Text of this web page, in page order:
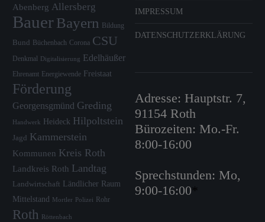
Abenberg Allersberg
Bauer Bayern Bildung
Bund Büchenbach Corona CSU
Denkmal Digitalisierung Edelhäußer
Ehrenamt Energiewende Freistaat
Förderung
Georgensgmünd Greding
Handwerk Heideck Hilpoltstein
Jagd Kammerstein
Kommunen Kreis Roth
Landkreis Roth Landtag
Landwirtschaft Ländlicher Raum
Mittelstand Mortler Polizei Rohr
Roth Röttenbach
IMPRESSUM
DATENSCHUTZERKLÄRUNG
Adresse: Hauptstr. 7,
91154 Roth
Bürozeiten: Mo.-Fr.
8:00-16:00
Sprechstunden: Mo,
9:00-16:00*